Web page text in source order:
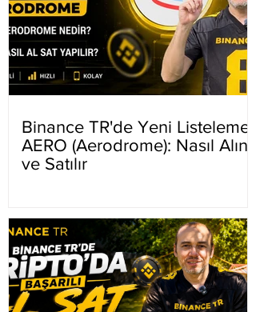
Binance TR'de Yeni Listeleme
AERO (Aerodrome): Nasıl Alınır
ve Satılır